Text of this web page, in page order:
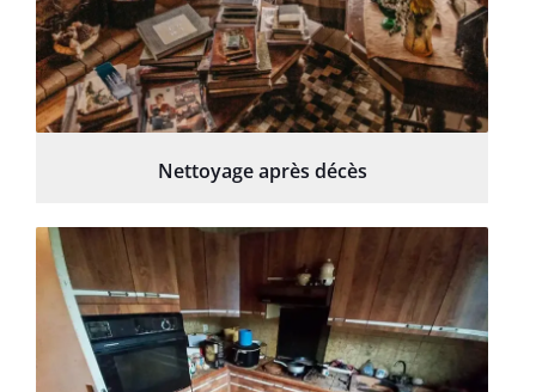
Nettoyage après décès